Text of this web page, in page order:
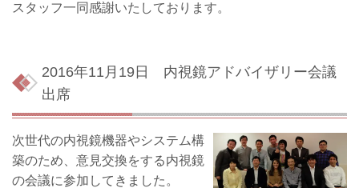
スタッフ一同感謝いたしております。
2016年11月19日 内視鏡アドバイザリー会議
出席
次世代の内視鏡機器やシステム構
築のため、意見交換をする内視鏡
の会議に参加してきました。